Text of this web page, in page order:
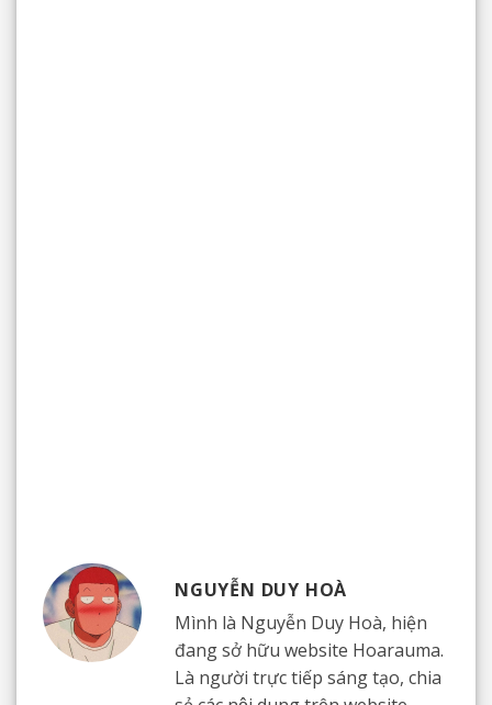
NGUYỄN DUY HOÀ
Mình là Nguyễn Duy Hoà, hiện
đang sở hữu website Hoarauma.
Là người trực tiếp sáng tạo, chia